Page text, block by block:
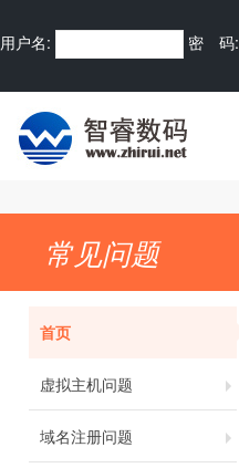
用户名: 密 码:
常见问题
首页
虚拟主机问题
域名注册问题